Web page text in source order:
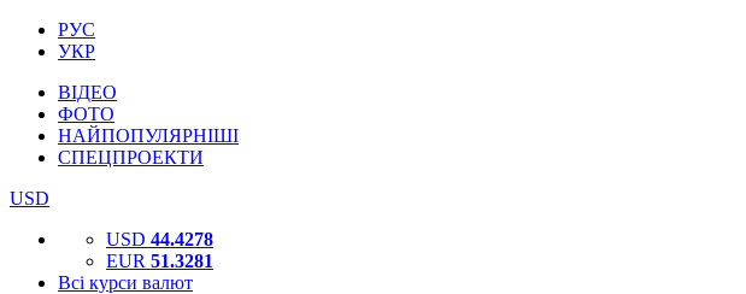
РУС
УКР
ВІДЕО
ФОТО
НАЙПОПУЛЯРНІШІ
СПЕЦПРОЕКТИ
USD
USD 44.4278
EUR 51.3281
Всі курси валют